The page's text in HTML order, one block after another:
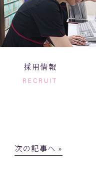
採用情報
RECRUIT
次の記事へ »